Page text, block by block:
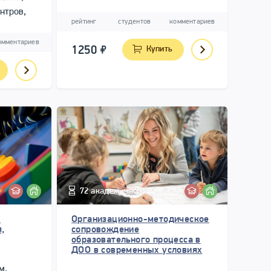
рейтинг студентов комментариев
1250 Купить
72 академ. час.
Организационно-методическое
сопровождение
образовательного процесса в
ДОО в современных условиях